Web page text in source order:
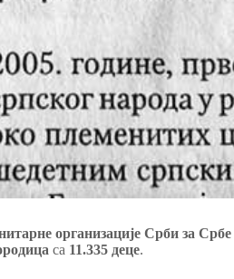
организације Срби за Србе
са 11.335 деце.